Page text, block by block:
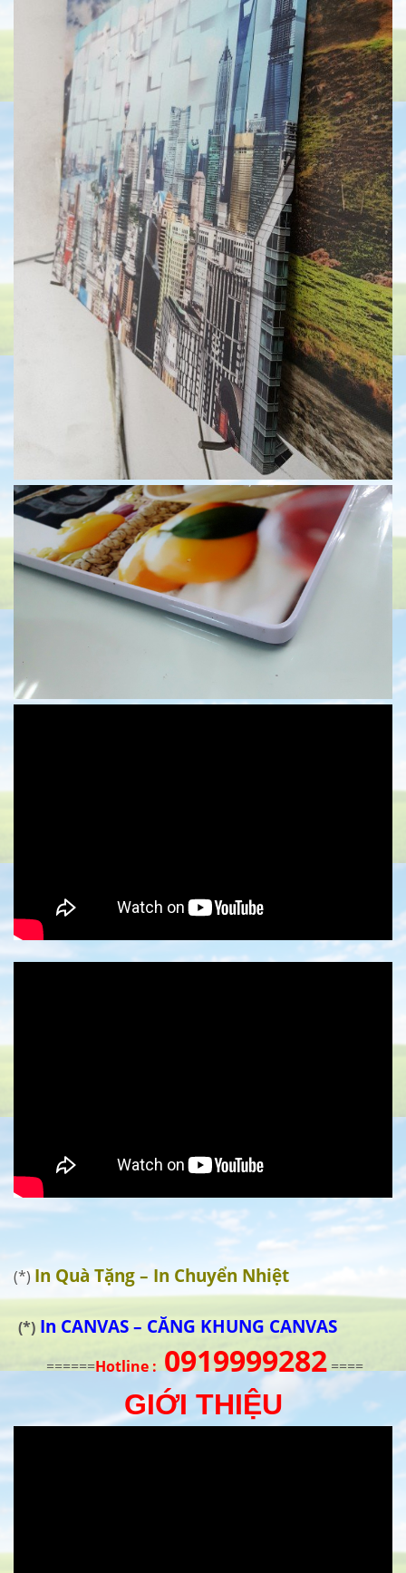
(*) In Quà Tặng – In Chuyển Nhiệt
(*) In CANVAS – CĂNG KHUNG CANVAS
======Hotline :0919999282====
GIỚI THIỆU